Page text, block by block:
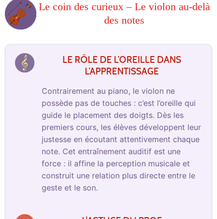
Le coin des curieux – Le violon au-delà
des notes
LE RÔLE DE L’OREILLE DANS
L’APPRENTISSAGE
Contrairement au piano, le violon ne
possède pas de touches : c’est l’oreille qui
guide le placement des doigts. Dès les
premiers cours, les élèves développent leur
justesse en écoutant attentivement chaque
note. Cet entraînement auditif est une
force : il affine la perception musicale et
construit une relation plus directe entre le
geste et le son.